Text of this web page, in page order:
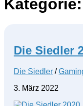
Kategorie:
Die Siedler
Die Siedler /
3. März 2022